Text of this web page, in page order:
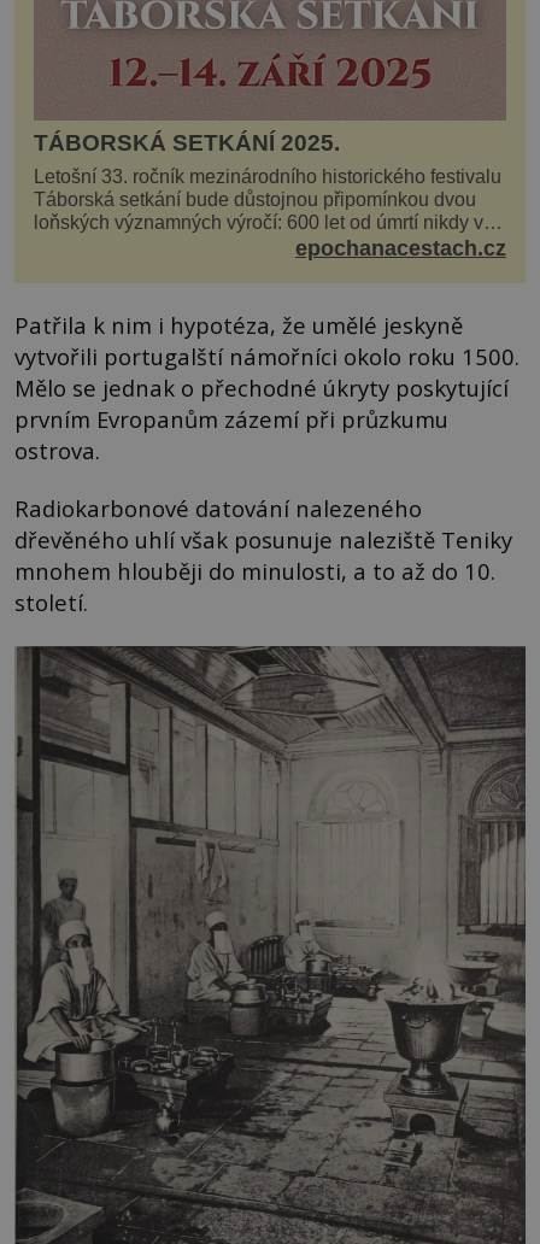
TÁBORSKÁ SETKÁNÍ 2025.
Letošní 33. ročník mezinárodního historického festivalu
Táborská setkání bude důstojnou připomínkou dvou
loňských významných výročí: 600 let od úmrtí nikdy v
poli neporaženého hejtmana Jana Žižky z Tr...
epochanacestach.cz
Patřila k nim i hypotéza, že umělé jeskyně
vytvořili portugalští námořníci okolo roku 1500.
Mělo se jednak o přechodné úkryty poskytující
prvním Evropanům zázemí při průzkumu
ostrova.
Radiokarbonové datování nalezeného
dřevěného uhlí však posunuje naleziště Teniky
mnohem hlouběji do minulosti, a to až do 10.
století.